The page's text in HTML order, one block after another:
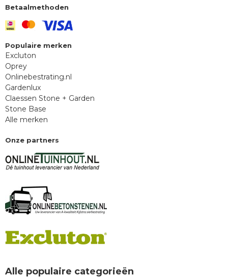
Betaalmethoden
Populaire merken
Excluton
Oprey
Onlinebestrating.nl
Gardenlux
Claessen Stone + Garden
Stone Base
Alle merken
Onze partners
Alle populaire categorieën